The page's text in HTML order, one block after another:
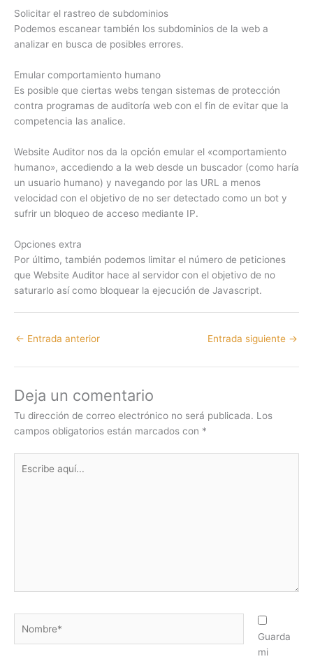
Solicitar el rastreo de subdominios
Podemos escanear también los subdominios de la web a
analizar en busca de posibles errores.
Emular comportamiento humano
Es posible que ciertas webs tengan sistemas de protección
contra programas de auditoría web con el fin de evitar que la
competencia las analice.
Website Auditor nos da la opción emular el «comportamiento
humano», accediendo a la web desde un buscador (como haría
un usuario humano) y navegando por las URL a menos
velocidad con el objetivo de no ser detectado como un bot y
sufrir un bloqueo de acceso mediante IP.
Opciones extra
Por último, también podemos limitar el número de peticiones
que Website Auditor hace al servidor con el objetivo de no
saturarlo así como bloquear la ejecución de Javascript.
← Entrada anterior Entrada siguiente →
Deja un comentario
Tu dirección de correo electrónico no será publicada. Los
campos obligatorios están marcados con *
aquí...
Guarda
mi